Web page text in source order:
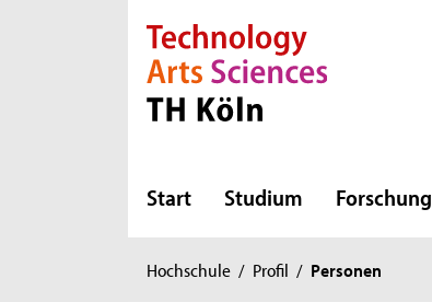
Direkt zur Hauptnavigation
Direkt zur Subnavigation
Direkt zum Inhalt
Direkt zum Fußbereich
Start Studium Forschung
Sie
Hochschule / Profil / Personen